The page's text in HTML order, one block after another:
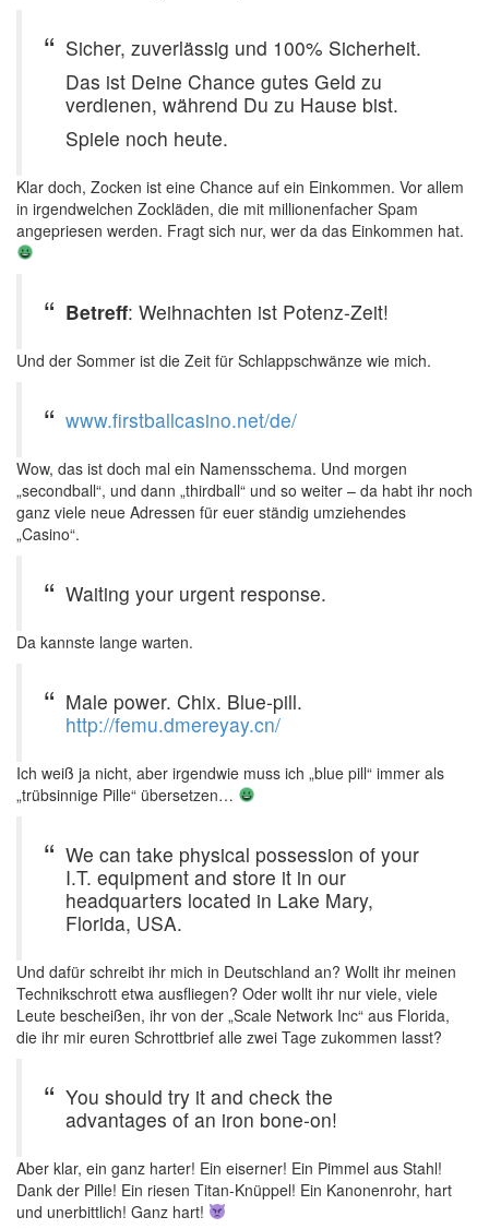
Sicher, zuverlässig und 100% Sicherheit.
Das ist Deine Chance gutes Geld zu
verdienen, während Du zu Hause bist.
Spiele noch heute.
Klar doch, Zocken ist eine Chance auf ein Einkommen. Vor allem
in irgendwelchen Zockläden, die mit millionenfacher Spam
angepriesen werden. Fragt sich nur, wer da das Einkommen hat.
Betreff: Weihnachten ist Potenz-Zeit!
Und der Sommer ist die Zeit für Schlappschwänze wie mich.
www.firstballcasino.net/de/
Wow, das ist doch mal ein Namensschema. Und morgen
„secondball“, und dann „thirdball“ und so weiter – da habt ihr noch
ganz viele neue Adressen für euer ständig umziehendes
„Casino“.
Waiting your urgent response.
Da kannste lange warten.
Male power. Chix. Blue-pill.
http://femu.dmereyay.cn/
Ich weiß ja nicht, aber irgendwie muss ich „blue pill“ immer als
„trübsinnige Pille“ übersetzen…
We can take physical possession of your
I.T. equipment and store it in our
headquarters located in Lake Mary,
Florida, USA.
Und dafür schreibt ihr mich in Deutschland an? Wollt ihr meinen
Technikschrott etwa ausfliegen? Oder wollt ihr nur viele, viele
Leute bescheißen, ihr von der „Scale Network Inc“ aus Florida,
die ihr mir euren Schrottbrief alle zwei Tage zukommen lasst?
You should try it and check the
advantages of an iron bone-on!
Aber klar, ein ganz harter! Ein eiserner! Ein Pimmel aus Stahl!
Dank der Pille! Ein riesen Titan-Knüppel! Ein Kanonenrohr, hart
und unerbittlich! Ganz hart!